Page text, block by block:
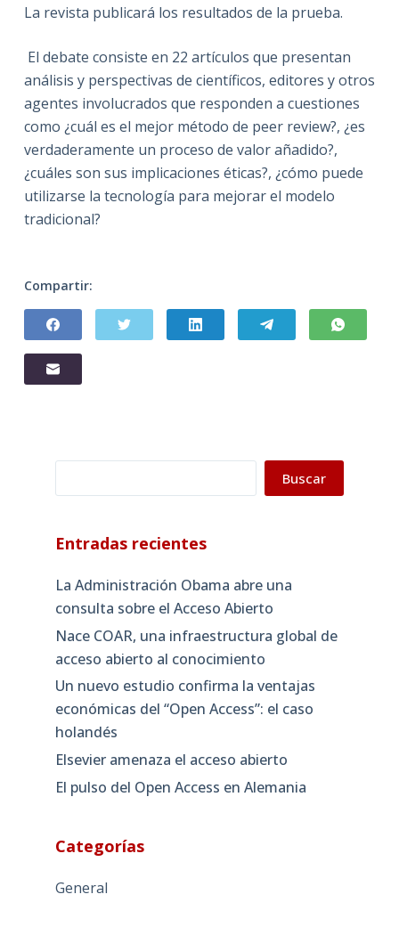
La revista publicará los resultados de la prueba.
El debate consiste en 22 artículos que presentan
análisis y perspectivas de científicos, editores y otros
agentes involucrados que responden a cuestiones
como ¿cuál es el mejor método de peer review?, ¿es
verdaderamente un proceso de valor añadido?,
¿cuáles son sus implicaciones éticas?, ¿cómo puede
utilizarse la tecnología para mejorar el modelo
tradicional?
Compartir:
Buscar
Entradas recientes
La Administración Obama abre una
consulta sobre el Acceso Abierto
Nace COAR, una infraestructura global de
acceso abierto al conocimiento
Un nuevo estudio confirma la ventajas
económicas del “Open Access”: el caso
holandés
Elsevier amenaza el acceso abierto
El pulso del Open Access en Alemania
Categorías
General